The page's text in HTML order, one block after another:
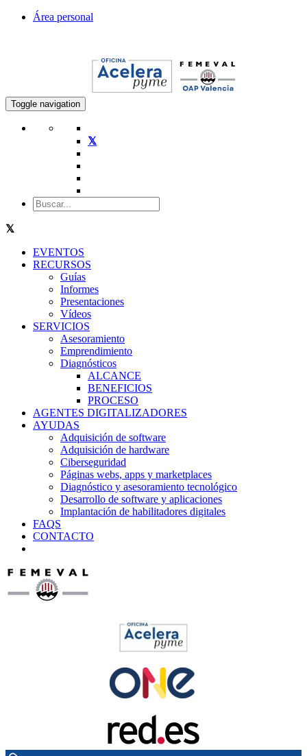
Área personal
Toggle navigation
EVENTOS
RECURSOS
Guías
Informes
Presentaciones
Vídeos
SERVICIOS
Asesoramiento
Emprendimiento
Diagnósticos
ALCANCE
BENEFICIOS
PROCESO
AGENTES DIGITALIZADORES
AYUDAS
Adquisición de software
Adquisición de hardware
Ciberseguridad
Páginas webs, apps y marketplaces
Diagnóstico y asesoramiento tecnológico
Desarrollo de software y aplicaciones
Implantación de habilitadores digitales
FAQS
CONTACTO